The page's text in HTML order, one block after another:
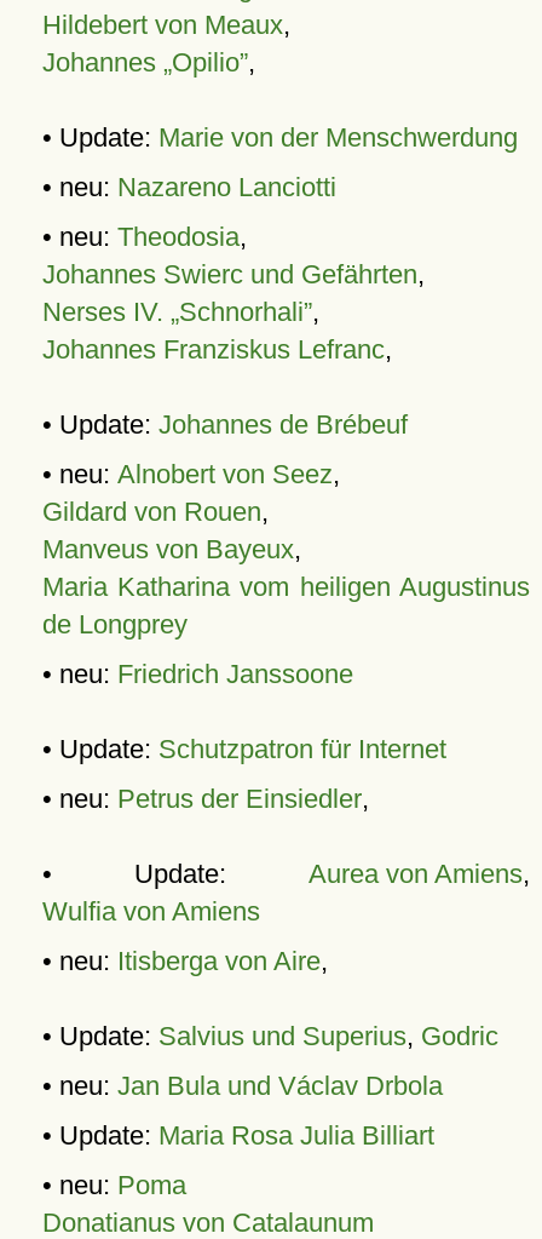
Hildebert von Meaux,
Johannes „Opilio”,
• Update: Marie von der Menschwerdung
• neu: Nazareno Lanciotti
• neu: Theodosia,
Johannes Swierc und Gefährten,
Nerses IV. „Schnorhali”,
Johannes Franziskus Lefranc,
• Update: Johannes de Brébeuf
• neu: Alnobert von Seez,
Gildard von Rouen,
Manveus von Bayeux,
Maria Katharina vom heiligen Augustinus
de Longprey
• neu: Friedrich Janssoone
• Update: Schutzpatron für Internet
• neu: Petrus der Einsiedler,
• Update: Aurea von Amiens,
Wulfia von Amiens
• neu: Itisberga von Aire,
• Update: Salvius und Superius, Godric
• neu: Jan Bula und Václav Drbola
• Update: Maria Rosa Julia Billiart
• neu: Poma
Donatianus von Catalaunum